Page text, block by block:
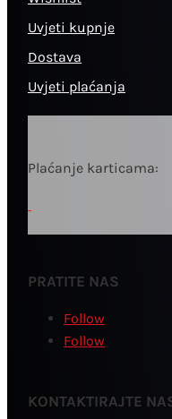
Uvjeti kupnje
Dostava
Uvjeti plaćanja
Plaćanje karticama:
PRATITE NAS
Follow
Follow
KONTAKTIRAJTE